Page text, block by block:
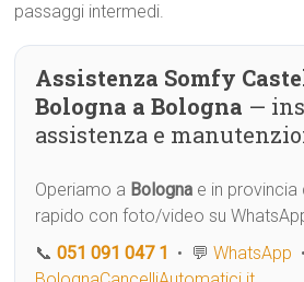
passaggi intermedi.
Assistenza Somfy
Bologna a Bologna —
assistenza e
Operiamo a Bologna e in provincia
rapido con foto/video su
📞051 091 047 1 • 💬WhatsApp